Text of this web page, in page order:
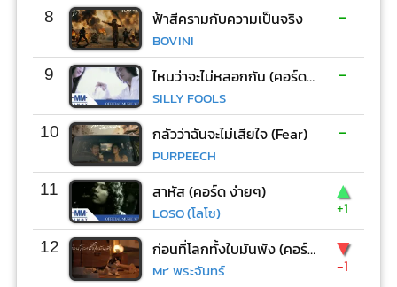
8 ฟ้าสีครามกับความเป็นจริง
BOVINI
-
9 ไหนว่าจะไม่หลอกกัน (คอร์ด ง่ายๆ)
SILLY FOOLS
-
10 กลัวว่าฉันจะไม่เสียใจ (Fear)
PURPEECH
-
11 สาหัส (คอร์ด ง่ายๆ)
LOSO (โลโซ)
▲
+1
12 ก่อนที่โลกทั้งใบมันพัง (คอร์ด ง่ายๆ)
Mr’ พระจันทร์
▼
-1